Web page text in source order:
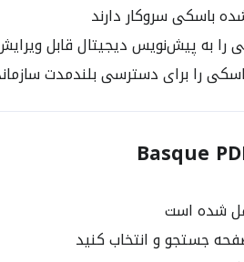
باسکی سروکار دارند
را به پیش‌نویس دیجیتال قابل
را برای دسترسی بلندمدت